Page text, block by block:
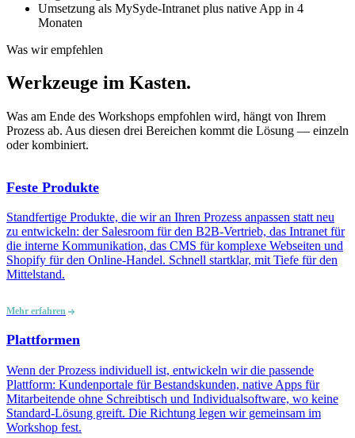
Umsetzung als MySyde-Intranet plus native App in 4
Monaten
Was wir empfehlen
Werkzeuge im Kasten.
Was am Ende des Workshops empfohlen wird, hängt von Ihrem
Prozess ab. Aus diesen drei Bereichen kommt die Lösung — einzeln
oder kombiniert.
Feste Produkte
Standfertige Produkte, die wir an Ihren Prozess anpassen statt neu
zu entwickeln: der Salesroom für den B2B-Vertrieb, das Intranet für
die interne Kommunikation, das CMS für komplexe Webseiten und
Shopify für den Online-Handel. Schnell startklar, mit Tiefe für den
Mittelstand.
Mehr erfahren
Plattformen
Wenn der Prozess individuell ist, entwickeln wir die passende
Plattform: Kundenportale für Bestandskunden, native Apps für
Mitarbeitende ohne Schreibtisch und Individualsoftware, wo keine
Standard-Lösung greift. Die Richtung legen wir gemeinsam im
Workshop fest.